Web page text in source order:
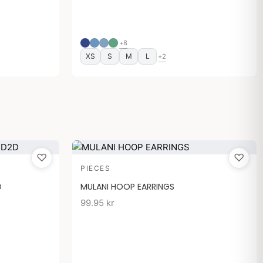
+8
XS S M L +2
♡ ♡
PIECES
MULANI HOOP EARRINGS
99.95 kr